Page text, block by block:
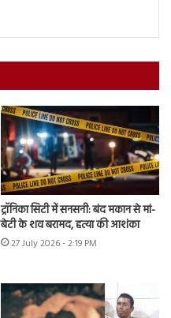
ट्रॉनिका सिटी में सनसनी: बंद मकान से मां-
बेटी के शव बरामद, हत्या की आशंका
27 July 2026 - 2:19 PM